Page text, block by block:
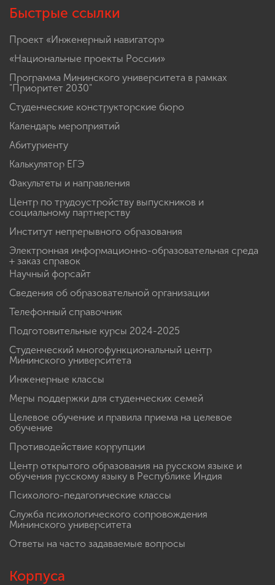
Быстрые ссылки
Проект «Инженерный навигатор»
«Национальные проекты России»
Программа Мининского университета в рамках
"Приоритет 2030"
Студенческие конструкторские бюро
Календарь мероприятий
Абитуриенту
Калькулятор ЕГЭ
Факультеты и направления
Центр по трудоустройству выпускников и
социальному партнерству
Институт непрерывного образования
Электронная информационно-образовательная среда
+ заказ справок
Научный форсайт
Сведения об образовательной организации
Телефонный справочник
Подготовительные курсы 2024-2025
Студенческий многофункциональный центр
Мининского университета
Инженерные классы
Меры поддержки для студенческих семей
Целевое обучение и правила приема на целевое
обучение
Противодействие коррупции
Центр открытого образования на русском языке и
обучения русскому языку в Республике Индия
Психолого-педагогические классы
Служба психологического сопровождения
Мининского университета
Ответы на часто задаваемые вопросы
Корпуса